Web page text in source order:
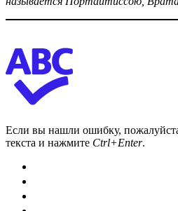
Если вы нашли ошибку,
текста и нажмите Ctrl+Enter.